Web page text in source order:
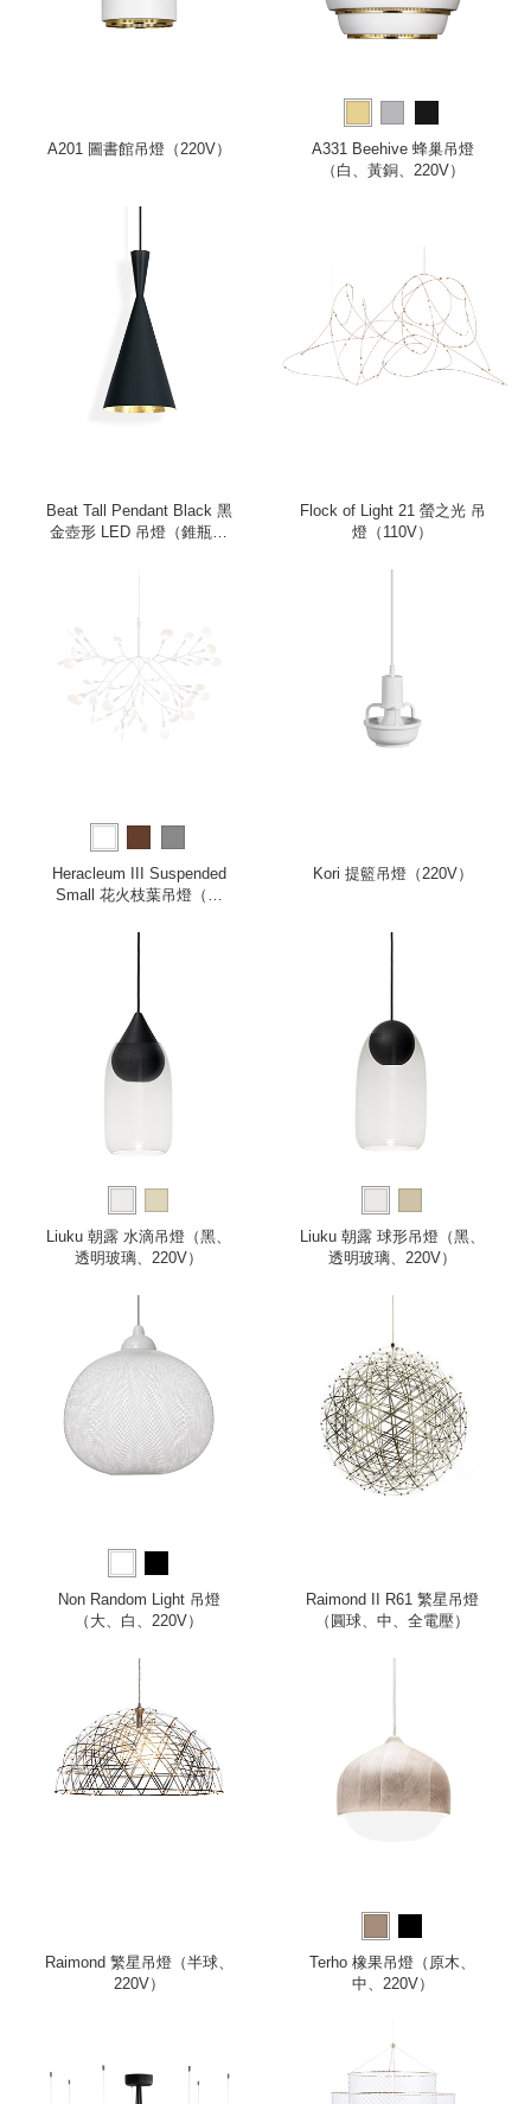
A201 圖書館吊燈（220V）
A331 Beehive 蜂巢吊燈
（白、黃銅、220V）
Beat Tall Pendant Black 黑
金壺形 LED 吊燈（錐瓶、
Flock of Light 21 螢之光 吊
燈（110V）
Heracleum III Suspended
Small 花火枝葉吊燈（純
Kori 提籃吊燈（220V）
Liuku 朝露 水滴吊燈（黑、
透明玻璃、220V）
Liuku 朝露 球形吊燈（黑、
透明玻璃、220V）
Non Random Light 吊燈
（大、白、220V）
Raimond II R61 繁星吊燈
（圓球、中、全電壓）
Raimond 繁星吊燈（半球、
220V）
Terho 橡果吊燈（原木、
中、220V）